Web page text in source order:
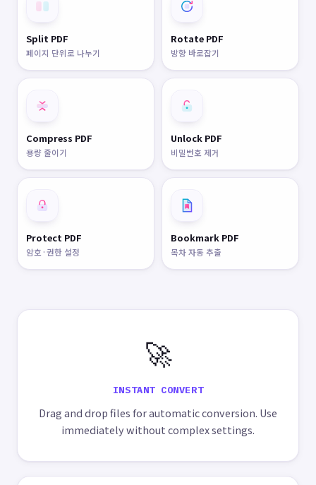
Split PDF
페이지 단위로 나누기
Rotate PDF
방향 바로잡기
Compress PDF
용량 줄이기
Unlock PDF
비밀번호 제거
Protect PDF
암호·권한 설정
Bookmark PDF
목차 자동 추출
🚀
INSTANT CONVERT
Drag and drop files for automatic conversion. Use
immediately without complex settings.